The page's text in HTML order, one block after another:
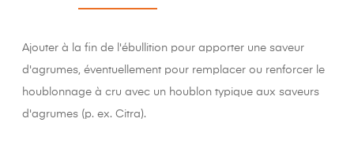
Ajouter à la fin de l'ébullition pour apporter une saveur
d'agrumes, éventuellement pour remplacer ou renforcer le
houblonnage à cru avec un houblon typique aux saveurs
d'agrumes (p. ex. Citra).